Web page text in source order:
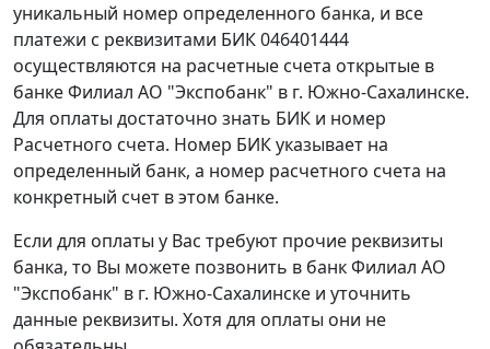
уникальный номер определенного банка, и все
платежи с реквизитами БИК 046401444
осуществляются на расчетные счета открытые в
банке Филиал АО "Экспобанк" в г. Южно-Сахалинске.
Для оплаты достаточно знать БИК и номер
Расчетного счета. Номер БИК указывает на
определенный банк, а номер расчетного счета на
конкретный счет в этом банке.
Если для оплаты у Вас требуют прочие реквизиты
банка, то Вы можете позвонить в банк Филиал АО
"Экспобанк" в г. Южно-Сахалинске и уточнить
данные реквизиты. Хотя для оплаты они не